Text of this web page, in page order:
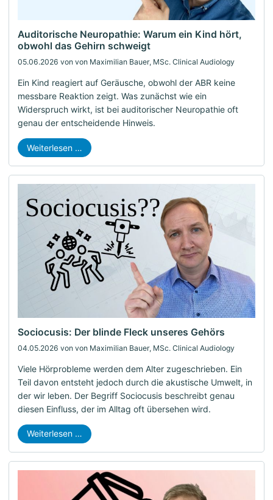
05.06.2026 von von Maximilian Bauer, MSc. Clinical Audiology
Auditorische Neuropathie: Warum ein Kind hört,
obwohl das Gehirn schweigt
Ein Kind reagiert auf Geräusche, obwohl der ABR keine
messbare Reaktion zeigt. Was zunächst wie ein
Widerspruch wirkt, ist bei auditorischer Neuropathie oft
genau der entscheidende Hinweis.
Weiterlesen …
04.05.2026 von von Maximilian Bauer, MSc. Clinical Audiology
Sociocusis: Der blinde Fleck unseres Gehörs
Viele Hörprobleme werden dem Alter zugeschrieben. Ein
Teil davon entsteht jedoch durch die akustische Umwelt, in
der wir leben. Der Begriff Sociocusis beschreibt genau
diesen Einfluss, der im Alltag oft übersehen wird.
Weiterlesen …